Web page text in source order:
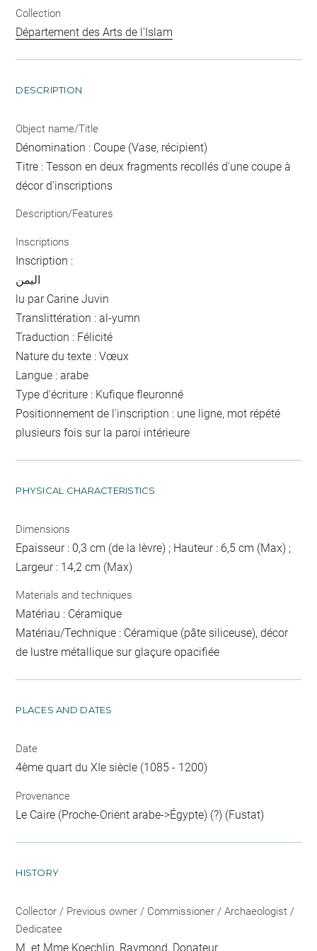
Collection
Département des Arts de l'Islam
DESCRIPTION
Object name/Title
Dénomination : Coupe (Vase, récipient)
Titre : Tesson en deux fragments recollés d'une coupe à
décor d'inscriptions
Description/Features
Inscriptions
Inscription :
اليمن
lu par Carine Juvin
Translittération : al-yumn
Traduction : Félicité
Nature du texte : Vœux
Langue : arabe
Type d'écriture : Kufique fleuronné
Positionnement de l'inscription : une ligne, mot répété
plusieurs fois sur la paroi intérieure
PHYSICAL CHARACTERISTICS
Dimensions
Epaisseur : 0,3 cm (de la lèvre) ; Hauteur : 6,5 cm (Max) ;
Largeur : 14,2 cm (Max)
Materials and techniques
Matériau : Céramique
Matériau/Technique : Céramique (pâte siliceuse), décor
de lustre métallique sur glaçure opacifiée
PLACES AND DATES
Date
4ème quart du XIe siècle (1085 - 1200)
Provenance
Le Caire (Proche-Orient arabe->Égypte) (?) (Fustat)
HISTORY
Collector / Previous owner / Commissioner / Archaeologist /
Dedicatee
M. et Mme Koechlin, Raymond, Donateur